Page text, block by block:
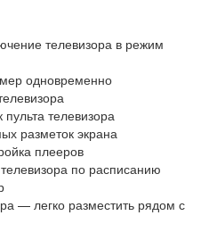
телевизора в режим
одновременно
пульта телевизора
разметок экрана
плееров
по расписанию
— легко разместить рядом с